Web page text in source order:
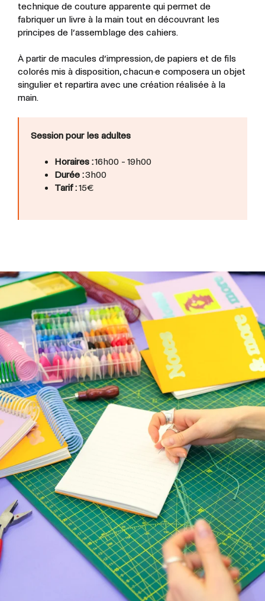
technique de couture apparente qui permet de
fabriquer un livre à la main tout en découvrant les
principes de l’assemblage des cahiers.
À partir de macules d’impression, de papiers et de fils
colorés mis à disposition, chacun·e composera un objet
singulier et repartira avec une création réalisée à la
main.
Session pour les adultes
Horaires :16h00 - 19h00
Durée :3h00
Tarif :15€